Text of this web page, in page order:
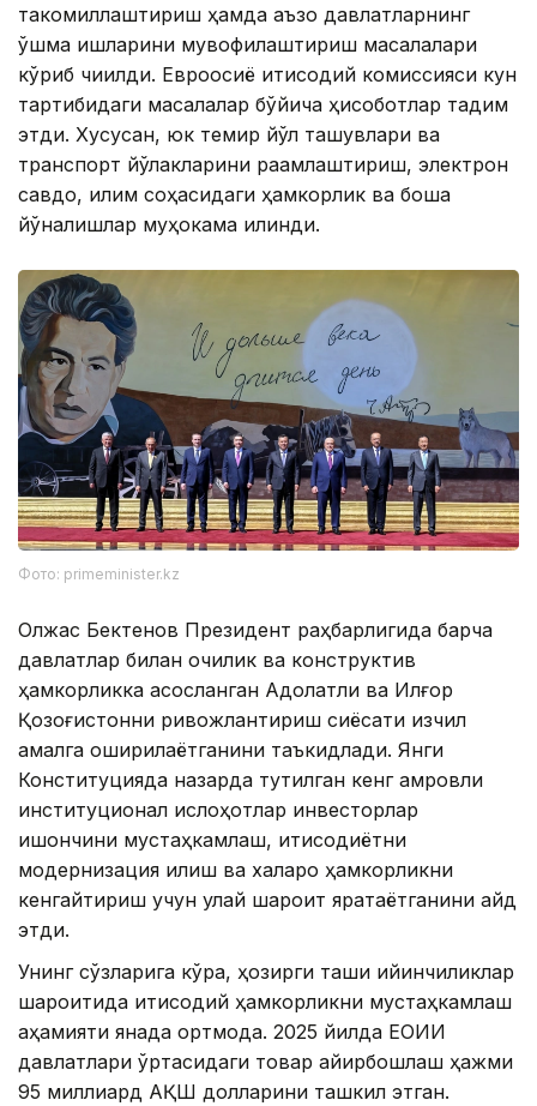
такомиллаштириш ҳамда аъзо давлатларнинг
қўшма ишларини мувофиқлаштириш масалалари
кўриб чиқилди. Евроосиё иқтисодий комиссияси кун
тартибидаги масалалар бўйича ҳисоботлар тақдим
этди. Хусусан, юк темир йўл ташувлари ва
транспорт йўлакларини рақамлаштириш, электрон
савдо, иқлим соҳасидаги ҳамкорлик ва бошқа
йўналишлар муҳокама қилинди.
Фото: primeminister.kz
Олжас Бектенов Президент раҳбарлигида барча
давлатлар билан очиқлик ва конструктив
ҳамкорликка асосланган Адолатли ва Илғор
Қозоғистонни ривожлантириш сиёсати изчил
амалга оширилаётганини таъкидлади. Янги
Конституцияда назарда тутилган кенг қамровли
институционал ислоҳотлар инвесторлар
ишончини мустаҳкамлаш, иқтисодиётни
модернизация қилиш ва халқаро ҳамкорликни
кенгайтириш учун қулай шароит яратаётганини қайд
этди.
Унинг сўзларига кўра, ҳозирги ташқи қийинчиликлар
шароитида иқтисодий ҳамкорликни мустаҳкамлаш
аҳамияти янада ортмоқда. 2025 йилда ЕОИИ
давлатлари ўртасидаги товар айирбошлаш ҳажми
95 миллиард АҚШ долларини ташкил этган.